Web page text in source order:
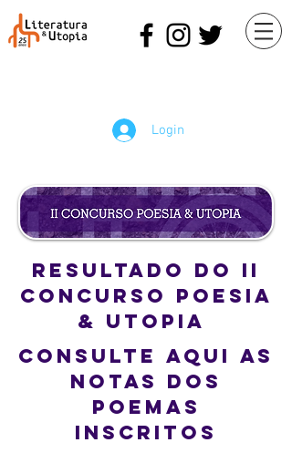
Login
Resultado do II
CONCURSO POESIA
& UTOPIA
CONSULTE AQUI AS
NOTAS DOS
POEMAS
INSCRITOS